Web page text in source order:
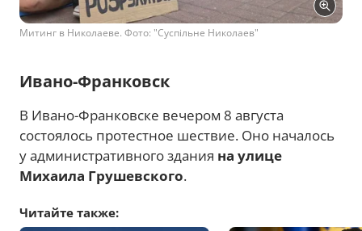
Митинг в Николаеве. Фото: "Суспільне Николаев"
Ивано-Франковск
В Ивано-Франковске вечером 8 августа
состоялось протестное шествие. Оно началось
у административного здания на улице
Михаила Грушевского.
Читайте также: